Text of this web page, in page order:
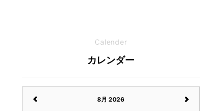
Calender
カレンダー
8月 2026